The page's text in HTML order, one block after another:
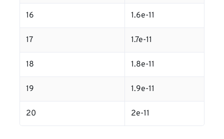
16 1.6e-11
17 1.7e-11
18 1.8e-11
19 1.9e-11
20 2e-11